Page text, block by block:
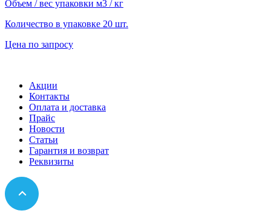
Объем / вес упаковки м3 / кг
Количество в упаковке 20 шт.
Цена по запросу
Акции
Контакты
Оплата и доставка
Прайс
Новости
Статьи
Гарантия и возврат
Реквизиты